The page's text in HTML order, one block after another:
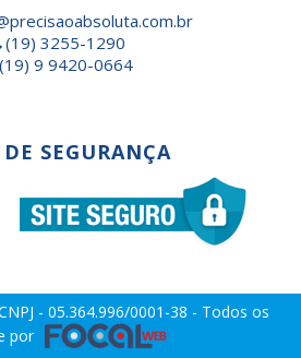
(19) 3255-1290
(19) 9 9420-0664
SEGURANÇA
- 05.364.996/0001-38 - Todos os
por